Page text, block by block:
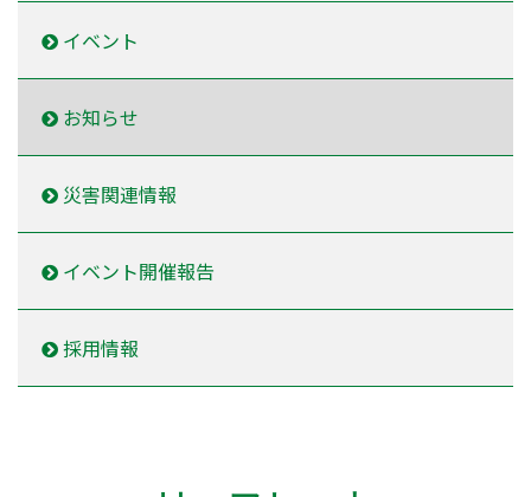
イベント
お知らせ
災害関連情報
イベント開催報告
採用情報